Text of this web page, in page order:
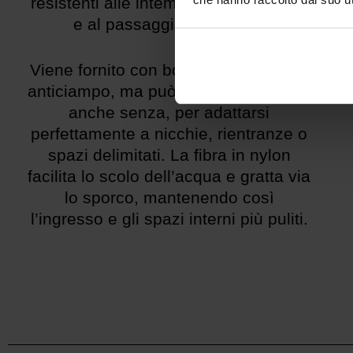
e al passaggio frequente.
Viene fornito con bordo antistrappo e
anticiampo, ma può essere realizzato
anche senza, per adattarsi
perfettamente a nicchie, rientranze o
spazi delimitati. La fibra in nylon
facilita lo scolo dell’acqua e gratta via
lo sporco, mantenendo così
l’ingresso e gli spazi interni più puliti.